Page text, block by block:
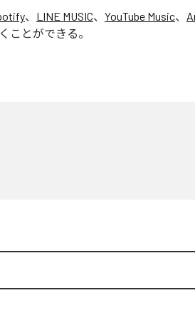
、 LINE MUSIC、 YouTube Music、
ことができる。